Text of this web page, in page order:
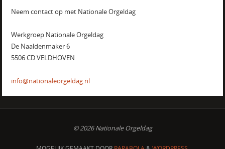
Neem contact op met Nationale Orgeldag
Werkgroep Nationale Orgeldag
De Naaldenmaker 6
5506 CD VELDHOVEN
info@nationaleorgeldag.nl
© 2026 Nationale Orgeldag